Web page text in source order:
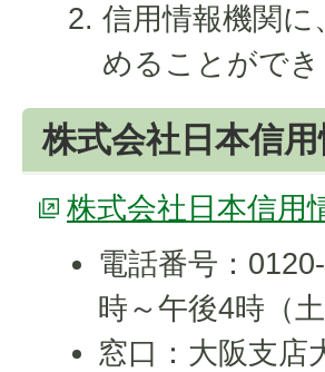
信用情報機関
めることができ
株式会社日本信
株式会社日本信用
電話番号：
時～午後4時（
窓口：大阪支店